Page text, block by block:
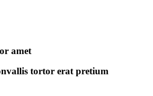
amet
tortor erat pretium